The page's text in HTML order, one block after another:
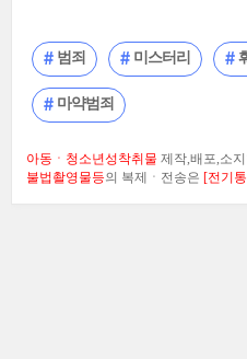
범죄 미스터리
마약범죄
아동ㆍ청소년성착취물 제작,배포,소
불법촬영물등의 복제ㆍ전송은 [전기